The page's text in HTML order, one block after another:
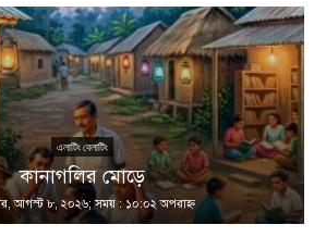
এলাটিং বেলাটিং
কানাগলির মোড়ে
আগস্ট ৮, ২০২৬; সময় : ১০:০২ অপরাহ্ণ